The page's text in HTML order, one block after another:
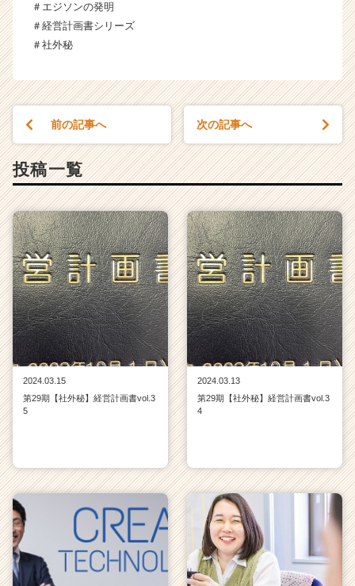
a
＃エジソンの発明
＃経営計画書シリーズ
＃社外秘
前の記事へ 次の記事へ
投稿一覧
2024.03.15
第29期【社外秘】経営計画書vol.3
5
2024.03.13
第29期【社外秘】経営計画書vol.3
4